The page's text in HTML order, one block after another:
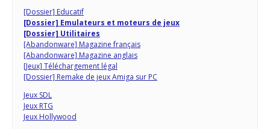
[Dossier] Educatif
[Dossier] Emulateurs et moteurs de jeux
[Dossier] Utilitaires
[Abandonware] Magazine français
[Abandonware] Magazine anglais
[Jeux] Téléchargement légal
[Dossier] Remake de jeux Amiga sur PC
Jeux SDL
Jeux RTG
Jeux Hollywood